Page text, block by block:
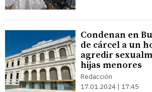
Condenan en
de cárcel a un
agredir
hijas menores
Redacción
17.01.2024 | 17:45